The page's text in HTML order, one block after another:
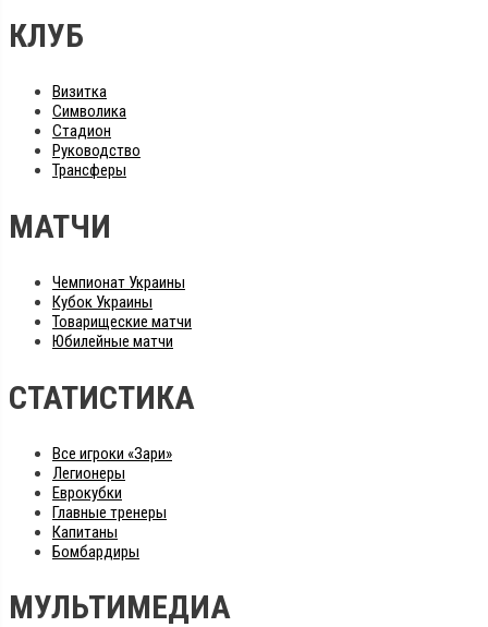
КЛУБ
Визитка
Символика
Стадион
Руководство
Трансферы
МАТЧИ
Чемпионат Украины
Кубок Украины
Товарищеские матчи
Юбилейные матчи
СТАТИСТИКА
Все игроки «Зари»
Легионеры
Еврокубки
Главные тренеры
Капитаны
Бомбардиры
МУЛЬТИМЕДИА